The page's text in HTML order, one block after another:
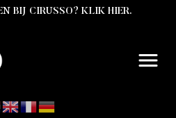
BIJ CIRUSSO? KLIK HIER.